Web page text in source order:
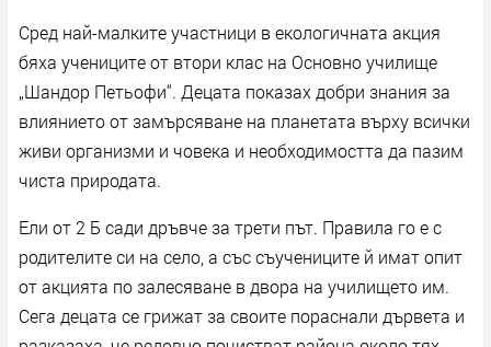
Сред най-малките участници в екологичната акция
бяха учениците от втори клас на Основно училище
„Шандор Петьофи“. Децата показах добри знания за
влиянието от замърсяване на планетата върху всички
живи организми и човека и необходимостта да пазим
чиста природата.
Ели от 2 Б сади дръвче за трети път. Правила го е с
родителите си на село, а със съучениците й имат опит
от акцията по залесяване в двора на училището им.
Сега децата се грижат за своите пораснали дървета и